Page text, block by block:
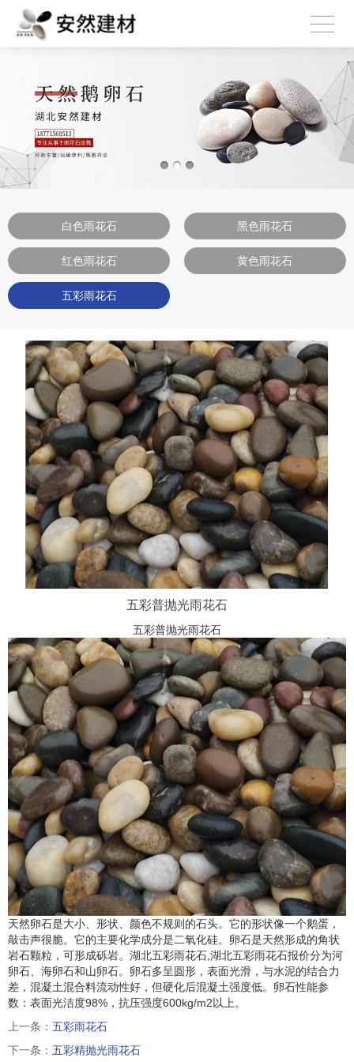
白色雨花石 黑色雨花石
红色雨花石 黄色雨花石
五彩雨花石
五彩普抛光雨花石
五彩普抛光雨花石
天然卵石是大小、形状、颜色不规则的石头。它的形状像一个鹅蛋，
敲击声很脆。它的主要化学成分是二氧化硅。卵石是天然形成的角状
岩石颗粒，可形成砾岩。湖北五彩雨花石,湖北五彩雨花石报价分为河
卵石、海卵石和山卵石。卵石多呈圆形，表面光滑，与水泥的结合力
差，混凝土混合料流动性好，但硬化后混凝土强度低。卵石性能参
数：表面光洁度98%，抗压强度600kg/m2以上。
上一条： 五彩雨花石
下一条： 五彩精抛光雨花石